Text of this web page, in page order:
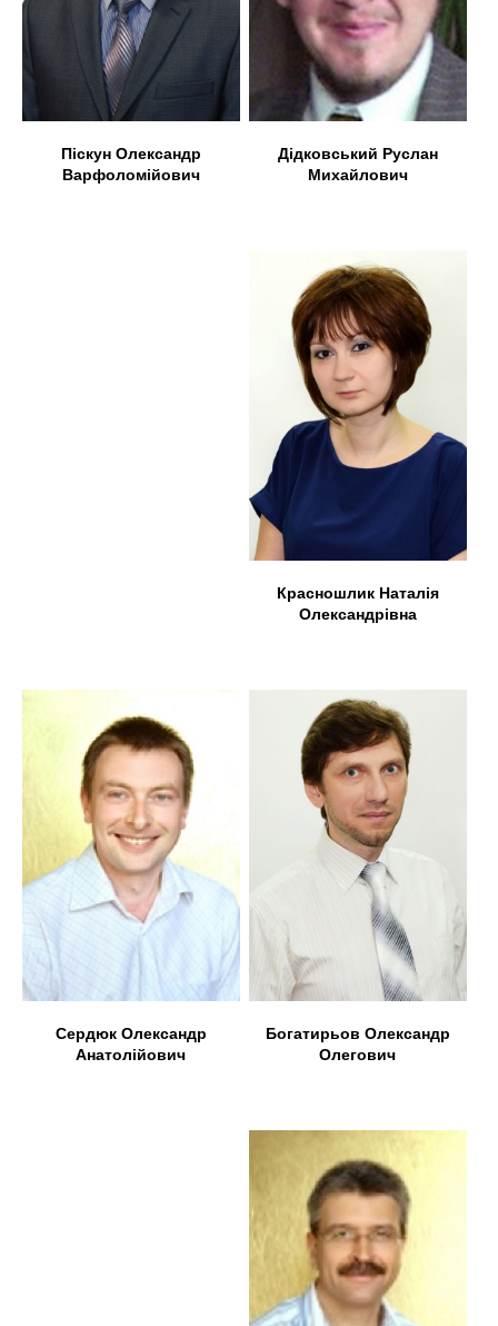
Піскун Олександр
Варфоломійович
Дідковський Руслан
Михайлович
Красношлик Наталія
Олександрівна
Сердюк Олександр
Анатолійович
Богатирьов Олександр
Олегович